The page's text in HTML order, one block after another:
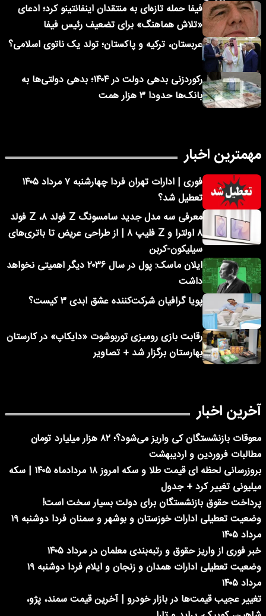
فیفا حمله تازه‌ای به منتقدان اینفانتینو کرد؛ ادعای
«تلاش هماهنگ» برای تضعیف رئیس فیفا
عربستان، ترکیه و پاکستان؛ تولد یک ناتوی اسلامی؟
رکوردزنی بدهی دولت در ۱۴۰۴؛ بدهی دولتی‌ها به
بانک‌ها حدودا ۳ هزار همت
مهمترین اخبار
فوری | ادارات تهران فردا چهارشنبه ۷ مرداد ۱۴۰۵
تعطیل شد؟
معرفی سه مدل جدید سامسونگ Z فولد ۸، Z فولد
۸ اولترا و Z فلیپ ۸ | از طراحی عریض تا باتری‌های
سیلیکون-کربن
ایلان ماسک: پول در سال ۲۰۳۶ دیگر اهمیتی نخواهد
داشت
پویا گرافیان شرکت‌کننده عشق ابدی ۳ کیست؟
رقابت بازی رومیزی توربوشوت «دایکاپ» در کارستان
بهارستان برگزار شد + تصاویر
آخرین اخبار
معوقات بازنشستگان کی واریز می‌شود؟؛ ۸۲ هزار میلیارد تومان
مطالبات فروردین و اردیبهشت
بروزرسانی لحظه ای قیمت طلا و سکه امروز ۱۸ مردادماه ۱۴۰۵ | سکه
میلیونی تغییر کرد + جدول
پرداخت حقوق بازنشستگان برای دولت بسیار سخت است!
وضعیت تعطیلی ادارات خوزستان و بوشهر و سمنان فردا دوشنبه ۱۹
مرداد ۱۴۰۵
خبر فوری از واریز حقوق و رتبه‌بندی معلمان در مرداد ۱۴۰۵
وضعیت تعطیلی ادارات همدان و زنجان و ایلام فردا دوشنبه ۱۹
مرداد ۱۴۰۵
تغییر عجیب قیمت‌ها در بازار خودرو | آخرین قیمت سمند، پژو،